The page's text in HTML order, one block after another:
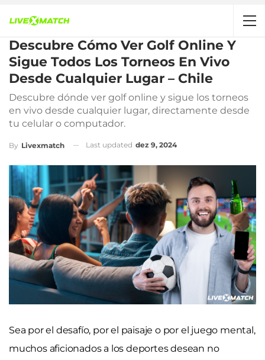
Descubre Cómo Ver Golf Online Y
Sigue Todos Los Torneos En Vivo
Desde Cualquier Lugar – Chile
Descubre dónde ver golf online y sigue los torneos
en vivo desde cualquier lugar, directamente desde
tu celular o computador.
By Livexmatch Last updated dez 9, 2024
Sea por el desafío, por el paisaje o por el juego mental,
muchos aficionados a los deportes desean no